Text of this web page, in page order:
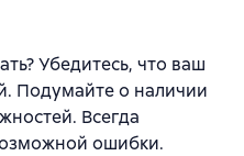
Убедитесь, что ваш
Подумайте о наличии
Всегда
ошибки.